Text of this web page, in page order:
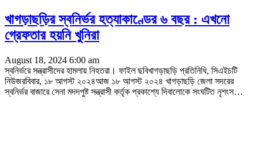
খাগড়াছড়ির স্বনির্ভর হত্যাকাণ্ডের ৬ বছর : এখনো
গ্রেফতার হয়নি খুনিরা
August 18, 2024 6:00 am
স্বনির্ভরে সন্ত্রাসীদের হামলায় নিহতরা। ফাইল ছবিখাগড়াছড়ি প্রতিনিধি, সিএইচটি
নিউজরবিবার, ১৮ আগস্ট ২০২৪আজ ১৮ আগস্ট ২০২৪ খাগড়াছড়ি জেলা সদরের
স্বনির্ভর বাজারে সেনা মদদপুষ্ট সন্ত্রাসী কর্তৃক প্রকাশ্যে দিবালোকে সংঘটিত নৃশংস…